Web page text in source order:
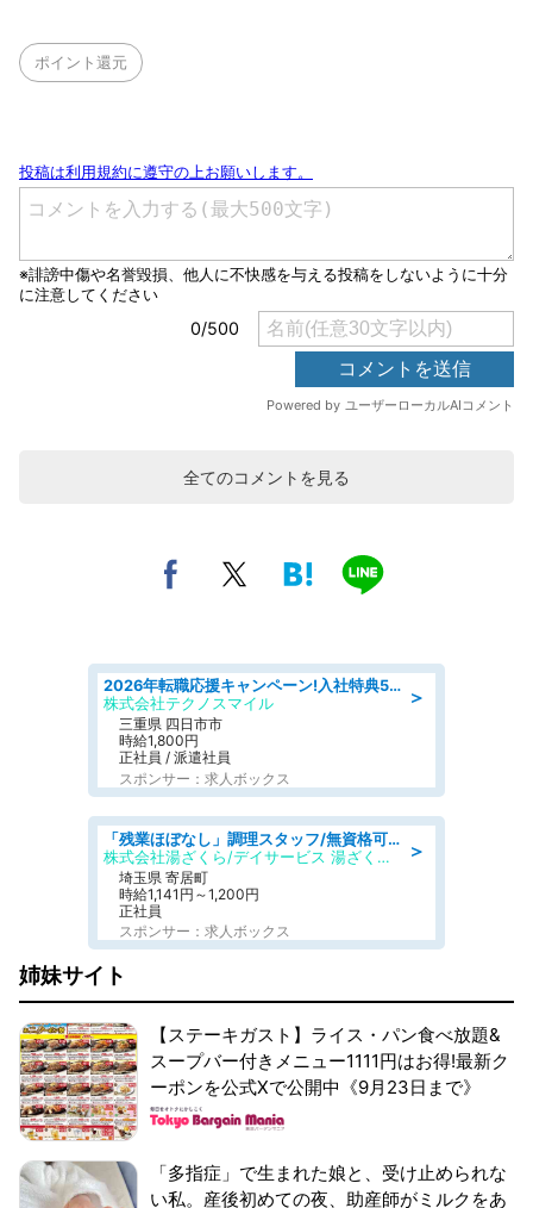
ポイント還元
全てのコメントを見る
＞
2026年転職応援キャンペーン!入社特典58万円/デンソーで働こう!自動車工場で小型部品の検査業務 denso aichi
株式会社テクノスマイル
三重県 四日市市
時給1,800円
正社員 / 派遣社員
スポンサー：求人ボックス
＞
「残業ほぼなし」調理スタッフ/無資格可/正職員/日勤のみ/デイサービス/社会保障完備
株式会社湯ざくら/デイサービス 湯ざくらケアリゾート
埼玉県 寄居町
時給1,141円～1,200円
正社員
スポンサー：求人ボックス
姉妹サイト
【ステーキガスト】ライス・パン食べ放題&
スープバー付きメニュー1111円はお得!最新ク
ーポンを公式Xで公開中《9月23日まで》
「多指症」で生まれた娘と、受け止められな
い私。産後初めての夜、助産師がミルクをあ